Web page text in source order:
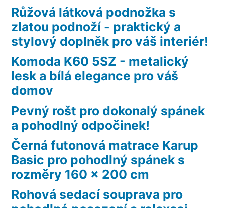
Růžová látková podnožka s
zlatou podnoží - praktický a
stylový doplněk pro váš interiér!
Komoda K60 5SZ - metalický
lesk a bílá elegance pro váš
domov
Pevný rošt pro dokonalý spánek
a pohodlný odpočinek!
Černá futonová matrace Karup
Basic pro pohodlný spánek s
rozměry 160 x 200 cm
Rohová sedací souprava pro